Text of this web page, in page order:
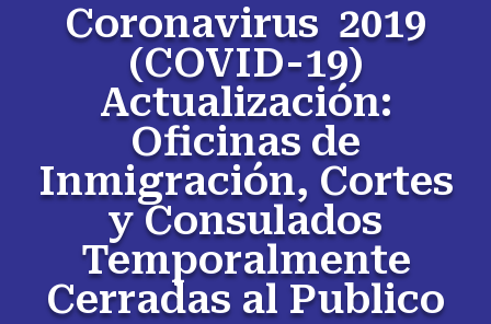
Coronavirus 2019
(COVID-19)
Actualización:
Oficinas de
Inmigración, Cortes
y Consulados
Temporalmente
Cerradas al Publico